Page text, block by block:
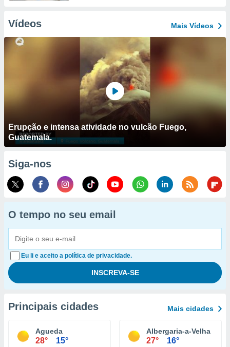
Vídeos Mais Vídeos
Erupção e intensa atividade no vulcão Fuego,
Guatemala.
Siga-nos
O tempo no seu email
Eu li e aceito a política de privacidade.
Principais cidades Mais cidades
Agueda
28° 15°
Albergaria-a-Velha
27° 16°